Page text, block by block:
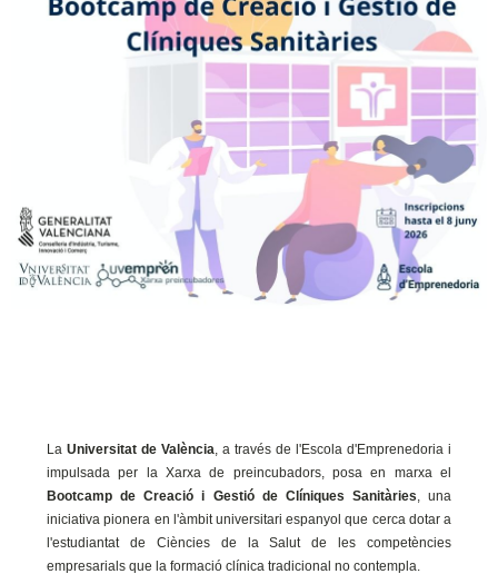
LaUniversitat de València, a través de l'Escola d'Emprenedoria i
impulsada per la Xarxa de preincubadors, posa en marxa el
Bootcamp de Creació i Gestió de Clíniques Sanitàries, una
iniciativa pionera en l'àmbit universitari espanyol que cerca dotar a
l'estudiantat de Ciències de la Salut de les competències
empresarials que la formació clínica tradicional no contempla.